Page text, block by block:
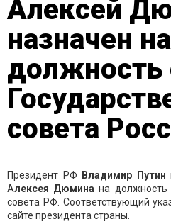
Алексей
назначен на
должность
совета
Президент РФ Владимир Путин
Алексея Дюмина на должность
совета РФ. Соответствующий
сайте президента страны.